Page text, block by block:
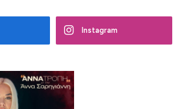
Instagram